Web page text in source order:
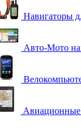
Навигаторы
Авто-Мото
Авиационные